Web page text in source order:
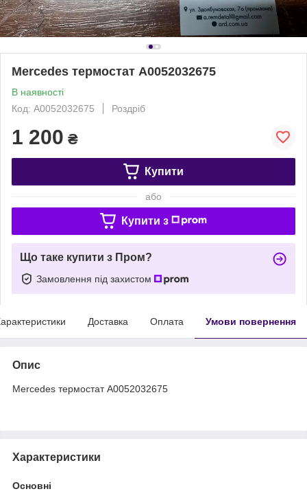
Mercedes термостат A0052032675
В наявності
Код: A0052032675
Роздріб
1 200 ₴
Купити
або
Купити з
Що таке купити з Пром?
Замовлення під захистом
Доставка Оплата Умови повернення
Опис
Mercedes термостат A0052032675
Характеристики
Основні